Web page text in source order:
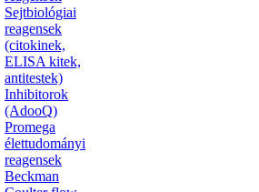
Sejtbiológiai
reagensek
(citokinek,
ELISA kitek,
antitestek)
Inhibitorok
(AdooQ)
Promega
élettudományi
reagensek
Beckman